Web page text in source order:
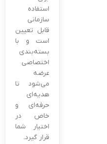
استفاده
سازمانی
قابل تعیین
است و با
بسته‌بندی
اختصاصی
عرضه
می‌شود تا
هدیه‌ای
حرفه‌ای و
خاص در
اختیار شما
قرار گیرد.